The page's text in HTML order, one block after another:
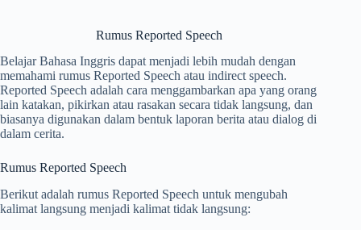
Rumus Reported Speech
Belajar Bahasa Inggris dapat menjadi lebih mudah dengan
memahami rumus Reported Speech atau indirect speech.
Reported Speech adalah cara menggambarkan apa yang orang
lain katakan, pikirkan atau rasakan secara tidak langsung, dan
biasanya digunakan dalam bentuk laporan berita atau dialog di
dalam cerita.
Rumus Reported Speech
Berikut adalah rumus Reported Speech untuk mengubah
kalimat langsung menjadi kalimat tidak langsung: